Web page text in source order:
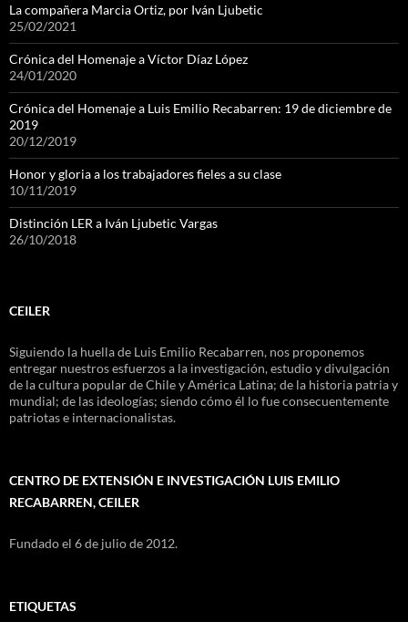
La compañera Marcia Ortiz, por Iván Ljubetic
25/02/2021
Crónica del Homenaje a Víctor Díaz López
24/01/2020
Crónica del Homenaje a Luis Emilio Recabarren: 19 de diciembre de
2019
20/12/2019
Honor y gloria a los trabajadores fieles a su clase
10/11/2019
Distinción LER a Iván Ljubetic Vargas
26/10/2018
CEILER
Siguiendo la huella de Luis Emilio Recabarren, nos proponemos
entregar nuestros esfuerzos a la investigación, estudio y divulgación
de la cultura popular de Chile y América Latina; de la historia patria y
mundial; de las ideologías; siendo cómo él lo fue consecuentemente
patriotas e internacionalistas.
CENTRO DE EXTENSIÓN E INVESTIGACIÓN LUIS EMILIO
RECABARREN, CEILER
Fundado el 6 de julio de 2012.
ETIQUETAS